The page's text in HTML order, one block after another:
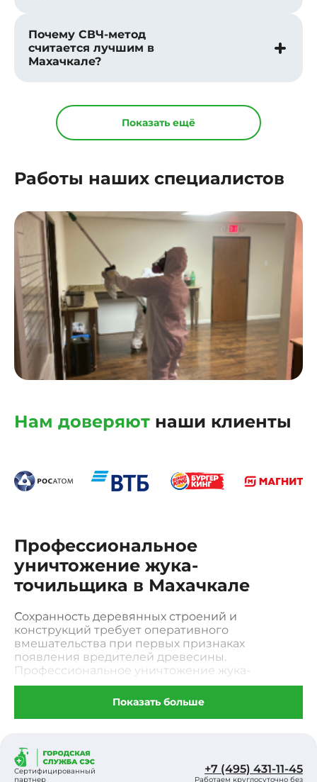
Почему СВЧ-метод
считается лучшим в
Махачкале?
Показать ещё
Работы наших специалистов
Нам доверяют наши клиенты
Профессиональное
уничтожение жука-
точильщика в Махачкале
Сохранность деревянных строений и
конструкций требует оперативного
вмешательства при первых признаках
появления вредителей древесины.
Профессиональное уничтожение жука-
точильщика в Махачкале — это комплекс
мероприятий, направленный на полную
ликвидацию насекомых, разрушающих массив
перекрытия, превращая их в труху, что в
конечном итоге ставит под угрозу
безопасность всего здания. Самостоятельные
Показать больше
Сертифицированный
партнер
+7 (495) 431-11-45
Работаем круглосуточно без